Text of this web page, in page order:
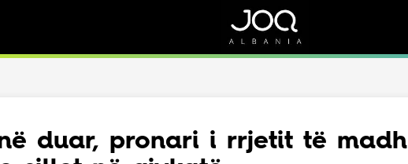
Live
Kontakt
duar, pronari i rrjetit të madh